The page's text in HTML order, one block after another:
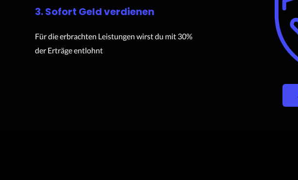
3. Sofort Geld verdienen
Für die erbrachten Leistungen wirst du mit 30%
der Erträge entlohnt